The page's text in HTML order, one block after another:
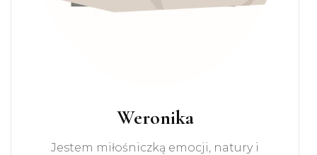
Weronika
Jestem miłośniczką emocji, natury i